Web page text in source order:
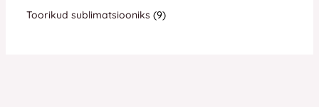
Toorikud sublimatsiooniks 9